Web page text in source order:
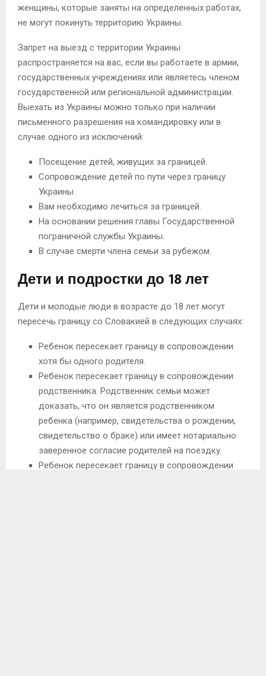
женщины, которые заняты на определенных работах,
не могут покинуть территорию Украины.
Запрет на выезд с территории Украины
распространяется на вас, если вы работаете в армии,
государственных учреждениях или являетесь членом
государственной или региональной администрации.
Выехать из Украины можно только при наличии
письменного разрешения на командировку или в
случае одного из исключений:
Посещение детей, живущих за границей.
Сопровождение детей по пути через границу
Украины.
Вам необходимо лечиться за границей.
На основании решения главы Государственной
пограничной службы Украины.
В случае смерти члена семьи за рубежом.
Дети и подростки до 18 лет
Дети и молодые люди в возрасте до 18 лет могут
пересечь границу со Словакией в следующих случаях:
Ребенок пересекает границу в сопровождении
хотя бы одного родителя.
Ребенок пересекает границу в сопровождении
родственника. Родственник семьи может
доказать, что он является родственником
ребенка (например, свидетельства о рождении,
свидетельство о браке) или имеет нотариально
заверенное согласие родителей на поездку.
Ребенок пересекает границу в сопровождении